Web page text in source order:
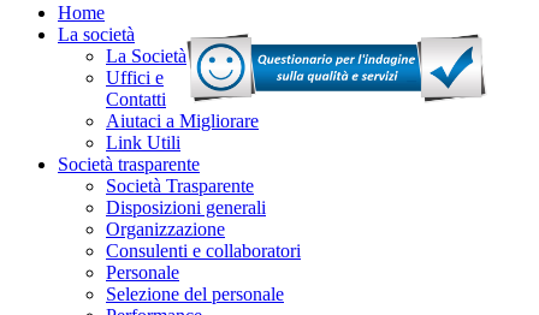
Home
La società
La Società
Uffici e
Contatti
Aiutaci a Migliorare
Link Utili
Società trasparente
Società Trasparente
Disposizioni generali
Organizzazione
Consulenti e collaboratori
Personale
Selezione del personale